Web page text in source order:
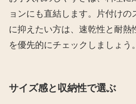
ョンにも直結します。片付けの
に抑えたい方は、速乾性と耐熱
を優先的にチェックしましょう。
サイズ感と収納性で選ぶ